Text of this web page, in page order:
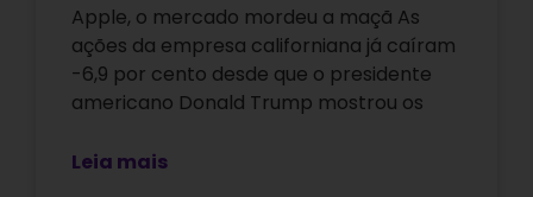
Apple, o mercado mordeu a maçã As
ações da empresa californiana já caíram
-6,9 por cento desde que o presidente
americano Donald Trump mostrou os
Leia mais